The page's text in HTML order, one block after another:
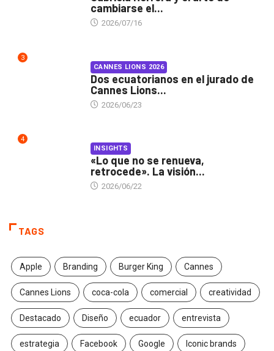
cambiarse el...
2026/07/16
3
CANNES LIONS 2026
Dos ecuatorianos en el jurado de
Cannes Lions...
2026/06/23
4
INSIGHTS
«Lo que no se renueva,
retrocede». La visión...
2026/06/22
TAGS
Apple Branding Burger King Cannes
Cannes Lions coca-cola comercial creatividad
Destacado Diseño ecuador entrevista
estrategia Facebook Google Iconic brands